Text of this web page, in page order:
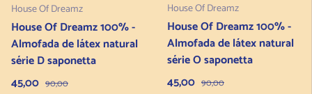
House Of Dreamz
House Of Dreamz 100% -
Almofada de látex natural
série D saponetta
Preço de venda
45,00 Preço normal
90,00
House Of Dreamz
House Of Dreamz 100% -
Almofada de látex natural
série O saponetta
Preço de venda
45,00 Preço normal
90,00